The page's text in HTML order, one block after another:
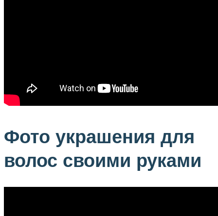
Фото украшения для
волос своими руками